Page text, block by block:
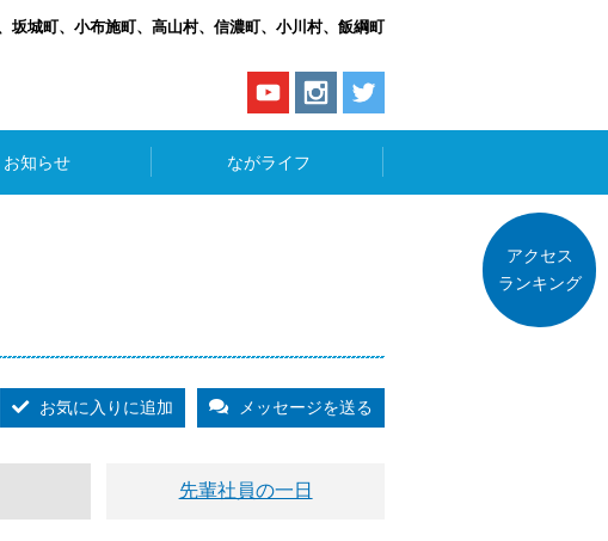
坂城町、小布施町、高山村、信濃町、小川村、飯綱町
お知らせ ながライフ
お気に入りに追加 メッセージを送る
先輩社員の一日
アクセス
ランキング